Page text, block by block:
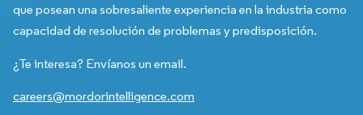
que posean una sobresaliente experiencia en la industria como
capacidad de resolución de problemas y predisposición.
¿Te interesa? Envíanos un email.
careers@mordorintelligence.com